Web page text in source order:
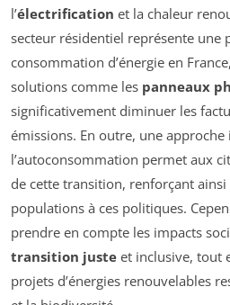
l’électrification et la chaleur
secteur résidentiel représente une
consommation d’énergie en
solutions comme les panneaux
significativement diminuer les
émissions. En outre, une
l’autoconsommation permet aux
de cette transition, renforçant ainsi
populations à ces politiques.
prendre en compte les impacts
transition juste et inclusive, tout
projets d’énergies renouvelables